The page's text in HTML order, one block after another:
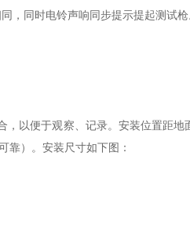
，同时电铃声响同步提示提起测试枪
以便于观察、记录。安装位置距地
靠）。安装尺寸如下图：